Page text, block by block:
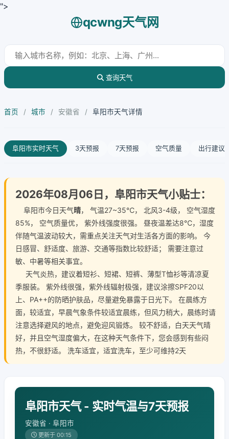
">
qcwng天气网
查询天气
首页 / 城市 / 安徽省 / 阜阳市天气详情
阜阳市实时天气 3天预报 7天预报 空气质量 出行建议
2026年08月06日，阜阳市天气小贴士：
阜阳市今日天气晴， 气温27~35℃， 北风3-4级， 空气湿度
85%， 空气质量优， 紫外线强度很强。 昼夜温差达8℃，湿度
伴随气温波动较大，需重点关注天气对生活各方面的影响。 今
日感冒、舒适度、旅游、交通等指数比较舒适； 需要注意过
敏、中暑等相关事宜。
天气炎热，建议着短衫、短裙、短裤、薄型T恤衫等清凉夏
季服装。 紫外线很强，紫外线辐射极强，建议涂擦SPF20以
上、PA++的防晒护肤品，尽量避免暴露于日光下。 在晨练方
面，较适宜，早晨气象条件较适宜晨练，但风力稍大，晨练时请
注意选择避风的地点，避免迎风锻炼。 较不舒适，白天天气晴
好，并且空气湿度偏大，在这种天气条件下，您会感到有些闷
热，不很舒适。 洗车适宜，适宜洗车，至少可维持2天
阜阳市天气 - 实时气温与7天预报
安徽省 · 阜阳市
更新于 00:15